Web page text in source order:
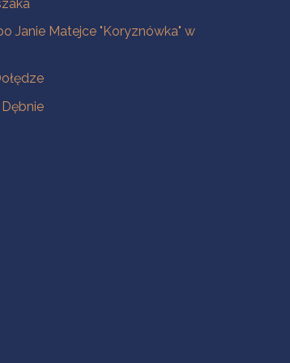
Janie Matejce "Koryznówka" w